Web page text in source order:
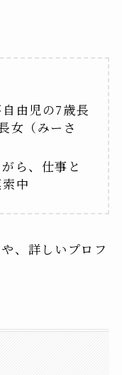
由児の7歳長
女（みーさ
ら、仕事と
中
、詳しいプロフ